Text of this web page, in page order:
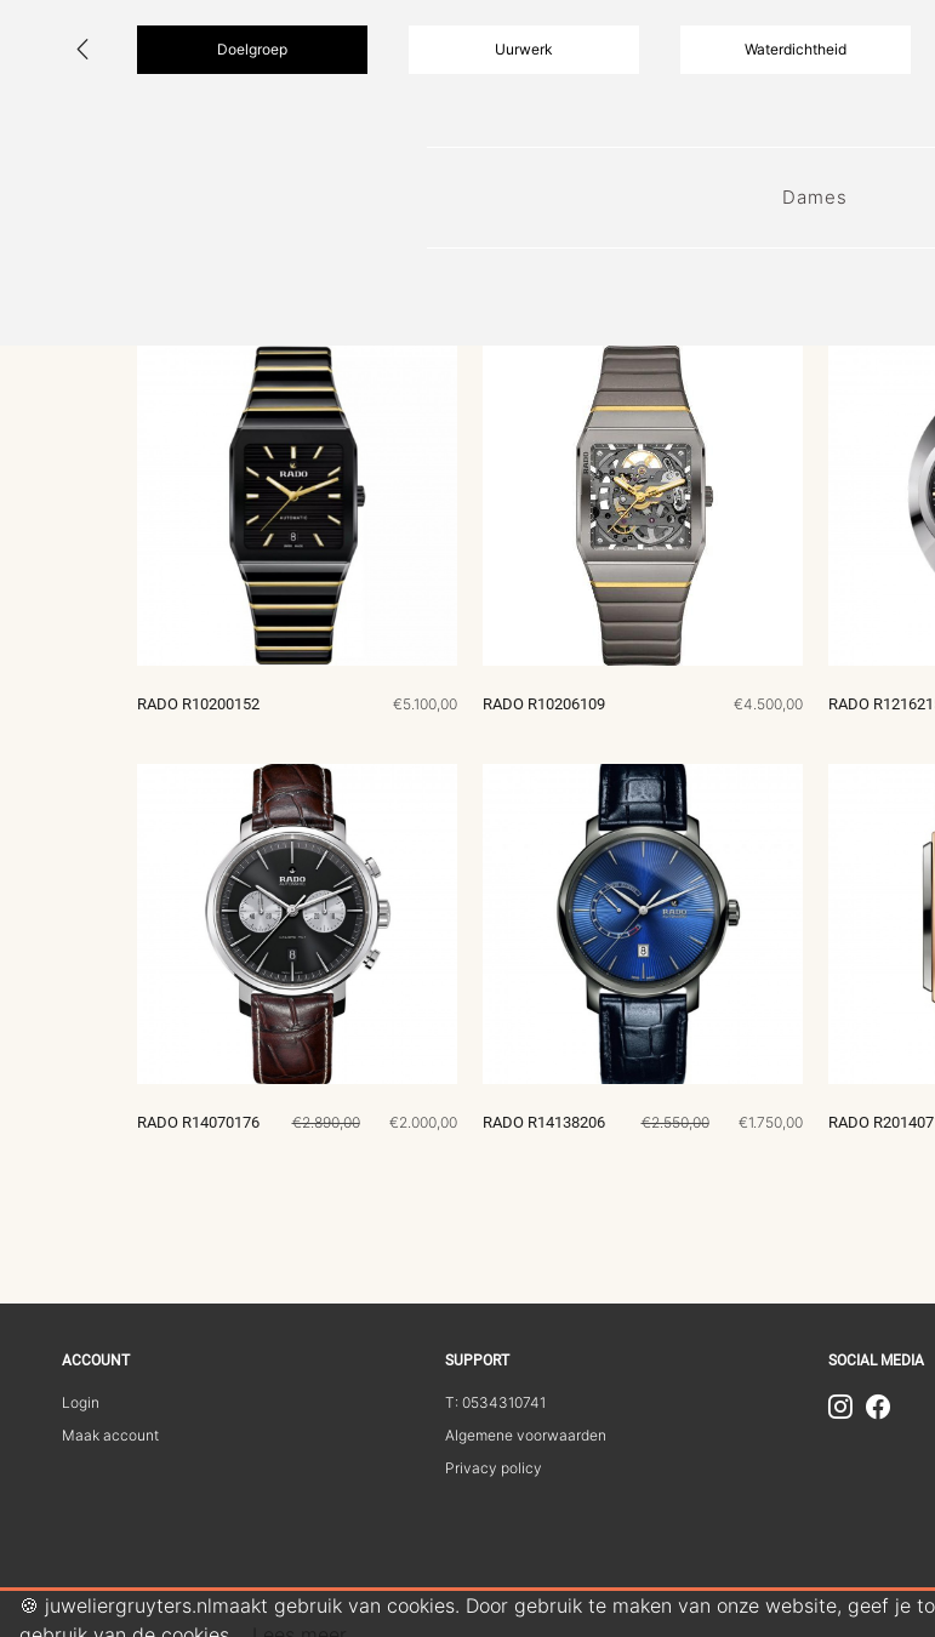
Doelgroep Uurwerk Waterdichtheid
Dames
RADO R10200152 €5.100,00 RADO R10206109 €4.500,00 RADO
RADO R14070176 €2.890,00 €2.000,00 RADO R14138206 €2.550,00 €1.750,00 RADO
ACCOUNT
Login
Maak account
SUPPORT
T: 0534310741
Algemene voorwaarden
Privacy policy
SOCIAL MEDIA
🍪 juweliergruyters.nlmaakt gebruik van cookies. Door gebruik te maken van onze website, geef je